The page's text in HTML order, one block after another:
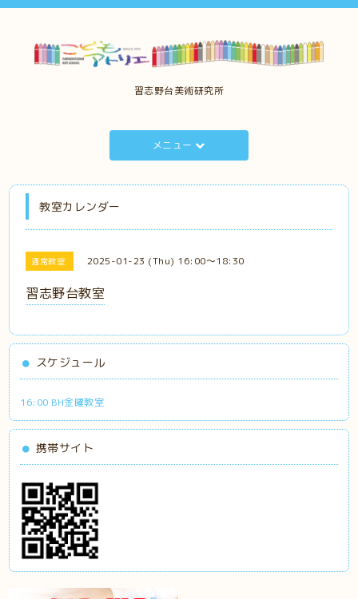
習志野台美術研究所
メニュー
教室カレンダー
通常教室 2025-01-23 (Thu) 16:00～18:30
習志野台教室
スケジュール
16:00 BH金曜教室
携帯サイト